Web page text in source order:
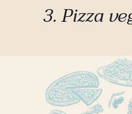
3. Pizza